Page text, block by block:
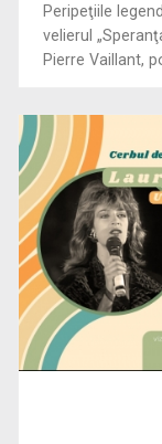
Tatiana
Peripeţiile
velierul
Pierre Vaillant,